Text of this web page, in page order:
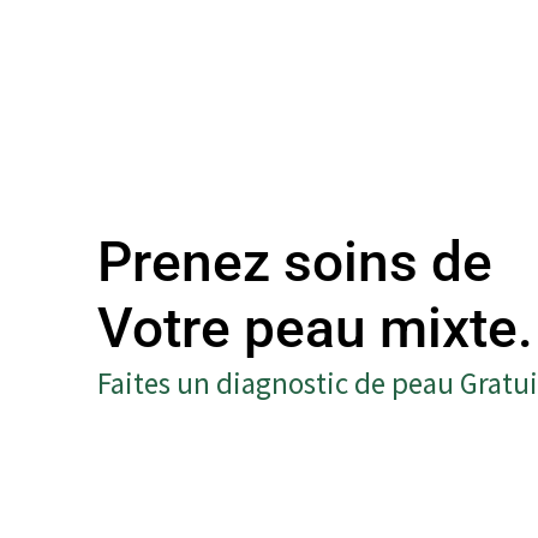
Prenez soins de
Votre peau mixte.
Faites un diagnostic de peau